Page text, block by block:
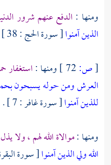
ومنها : الدفع عنهم شرور
الذين آمنوا[ سورة الحج : 38 ] .
[ص: ومنها :استغفار
العرش ومن حوله يسبحون
للذين آمنوا[ سورة غافر : 7 ] .
ومنها :موالاة الله لهم ، ولا
الله ولي الذين آمنوا[ سورة البقرة :